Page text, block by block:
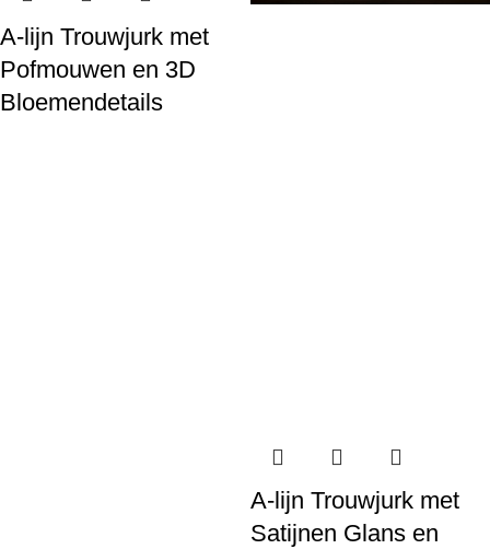
A-lijn Trouwjurk met
Pofmouwen en 3D
Bloemendetails
A-lijn Trouwjurk met
Satijnen Glans en